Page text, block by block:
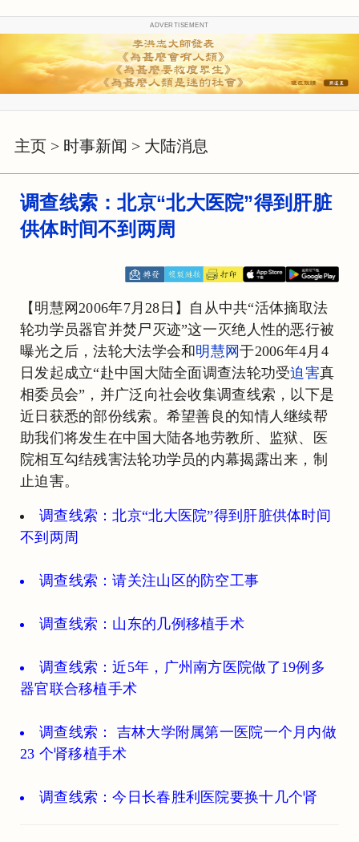
ADVERTISEMENT
主页 > 时事新闻 > 大陆消息
调查线索：北京“北大医院”得到肝脏
供体时间不到两周
【明慧网2006年7月28日】自从中共“活体摘取法
轮功学员器官并焚尸灭迹”这一灭绝人性的恶行被
曝光之后，法轮大法学会和明慧网于2006年4月4
日发起成立“赴中国大陆全面调查法轮功受迫害真
相委员会”，并广泛向社会收集调查线索，以下是
近日获悉的部份线索。希望善良的知情人继续帮
助我们将发生在中国大陆各地劳教所、监狱、医
院相互勾结残害法轮功学员的内幕揭露出来，制
止迫害。
调查线索：北京“北大医院”得到肝脏供体时间
不到两周
调查线索：请关注山区的防空工事
调查线索：山东的几例移植手术
调查线索：近5年，广州南方医院做了19例多
器官联合移植手术
调查线索： 吉林大学附属第一医院一个月内做
23 个肾移植手术
调查线索：今日长春胜利医院要换十几个肾